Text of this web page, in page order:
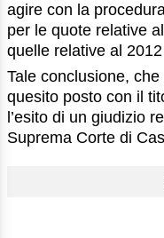
agire con la
per le quote relative
quelle relative al
Tale conclusione,
quesito posto con il
l’esito di un giudizio
Suprema Corte di